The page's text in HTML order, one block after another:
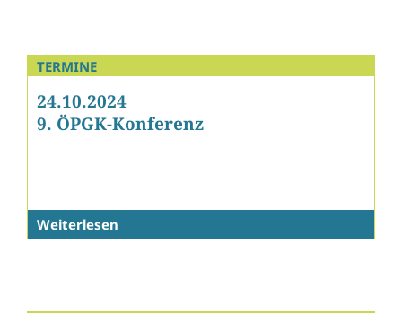
TERMINE
24.10.2024
9. ÖPGK-Konferenz
Weiterlesen